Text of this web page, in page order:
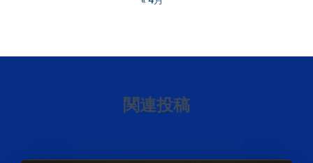
関連投稿